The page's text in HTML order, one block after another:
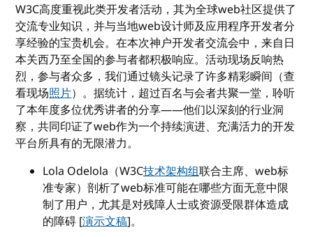
W3C高度重视此类开发者活动，其为全球web社区提供了
交流专业知识，并与当地web设计师及应用程序开发者分
享经验的宝贵机会。在本次神户开发者交流会中，来自日
本关西乃至全国的参与者都积极响应。活动现场反响热
烈，参与者众多，我们通过镜头记录了许多精彩瞬间（查
看现场照片）。据统计，超过百名与会者共聚一堂，聆听
了本年度多位优秀讲者的分享——他们以深刻的行业洞
察，共同印证了web作为一个持续演进、充满活力的开发
平台所具有的无限潜力。
Lola Odelola（W3C技术架构组联合主席、web标
准专家）剖析了web标准可能在哪些方面无意中限
制了用户，尤其是对残障人士或资源受限群体造成
的障碍 [演示文稿]。